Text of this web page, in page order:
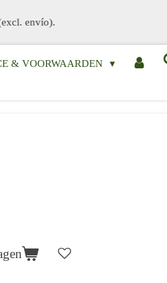
envío).
& VOORWAARDEN